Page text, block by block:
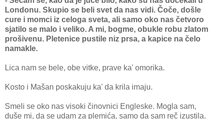
Londonu. Skupio se beli svet da nas vidi. Čoče, došle
cure i momci iz celoga sveta, ali samo oko nas četvoro
sjatilo se malo i veliko. A mi, bogme, obukle robu zlatom
prošivenu. Pletenice pustile niz prsa, a kapice na čelo
namakle.
Lica nam se bele, obe vitke, prave ka' omorika.
Kosto i Mašan poskakuju ka' da krila imaju.
Smeli se oko nas visoki činovnici Engleske. Mogla sam,
duše mi, da se udam za plemića, samo da sam reč izustila.